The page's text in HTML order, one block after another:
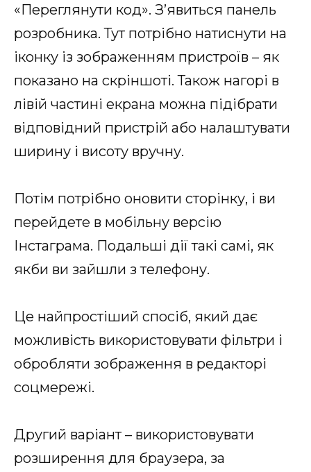
«Переглянути код». З’явиться панель
розробника. Тут потрібно натиснути на
іконку із зображенням пристроїв – як
показано на скріншоті. Також нагорі в
лівій частині екрана можна підібрати
відповідний пристрій або налаштувати
ширину і висоту вручну.
Потім потрібно оновити сторінку, і ви
перейдете в мобільну версію
Інстаграма. Подальші дії такі самі, як
якби ви зайшли з телефону.
Це найпростіший спосіб, який дає
можливість використовувати фільтри і
обробляти зображення в редакторі
соцмережі.
Другий варіант – використовувати
розширення для браузера, за